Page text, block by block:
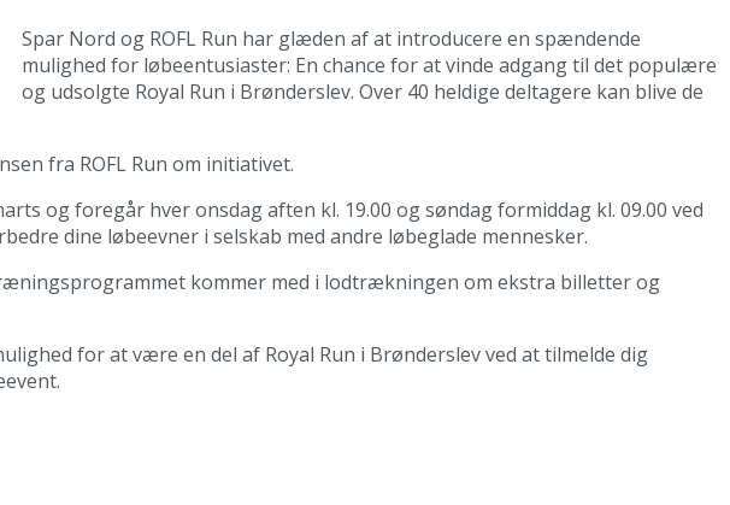
Spar Nord og ROFL Run har glæden af at introducere en spændende
mulighed for løbeentusiaster: En chance for at vinde adgang til det populære
og udsolgte Royal Run i Brønderslev. Over 40 heldige deltagere kan blive de
fra ROFL Run om initiativet.
og foregår hver onsdag aften kl. 19.00 og søndag formiddag kl. 09.00 ved
dine løbeevner i selskab med andre løbeglade mennesker.
kommer med i lodtrækningen om ekstra billetter og
for at være en del af Royal Run i Brønderslev ved at tilmelde dig